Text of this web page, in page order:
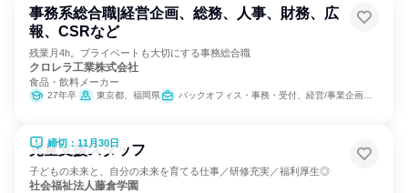
事務系総合職|経営企画、総務、人事、財務、広
報、CSRなど
残業月4h。プライベートも大切にする事務総合職
クロレラ工業株式会社
食品・飲料メーカー
27年卒 東京都、福岡県 バックオフィス・事務・受付、経営/事業企画、SCM/生産管理/購買/物流、経理/税務/財務、人事、総務、マーケティング・広告・宣伝
締切：11月30日
児童支援スタッフ
子どもの未来と、自分の未来を育てる仕事／研修充実／福利厚生◎
社会福祉法人藤倉学園